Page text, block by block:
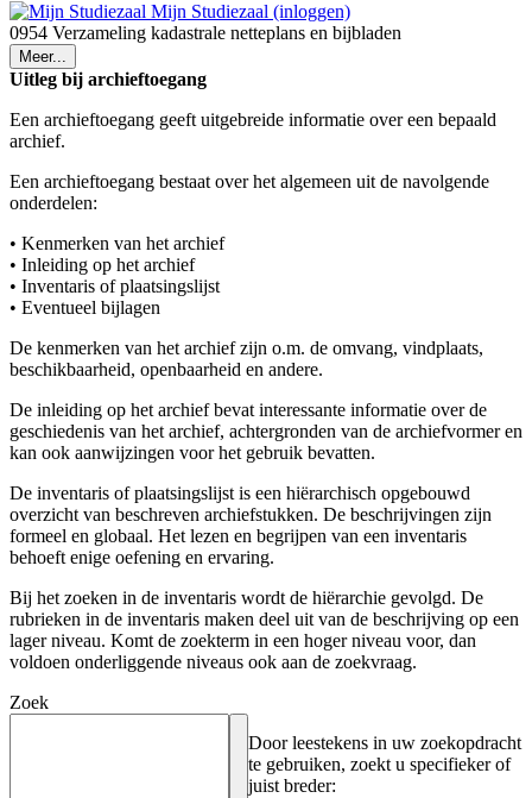
Mijn Studiezaal (inloggen)
0954 Verzameling kadastrale netteplans en bijbladen
Meer...
Uitleg bij archieftoegang
Een archieftoegang geeft uitgebreide informatie over een bepaald
archief.
Een archieftoegang bestaat over het algemeen uit de navolgende
onderdelen:
• Kenmerken van het archief
• Inleiding op het archief
• Inventaris of plaatsingslijst
• Eventueel bijlagen
De kenmerken van het archief zijn o.m. de omvang, vindplaats,
beschikbaarheid, openbaarheid en andere.
De inleiding op het archief bevat interessante informatie over de
geschiedenis van het archief, achtergronden van de archiefvormer en
kan ook aanwijzingen voor het gebruik bevatten.
De inventaris of plaatsingslijst is een hiërarchisch opgebouwd
overzicht van beschreven archiefstukken. De beschrijvingen zijn
formeel en globaal. Het lezen en begrijpen van een inventaris
behoeft enige oefening en ervaring.
Bij het zoeken in de inventaris wordt de hiërarchie gevolgd. De
rubrieken in de inventaris maken deel uit van de beschrijving op een
lager niveau. Komt de zoekterm in een hoger niveau voor, dan
voldoen onderliggende niveaus ook aan de zoekvraag.
Zoek
Door leestekens in uw zoekopdracht
te gebruiken, zoekt u specifieker of
juist breder: